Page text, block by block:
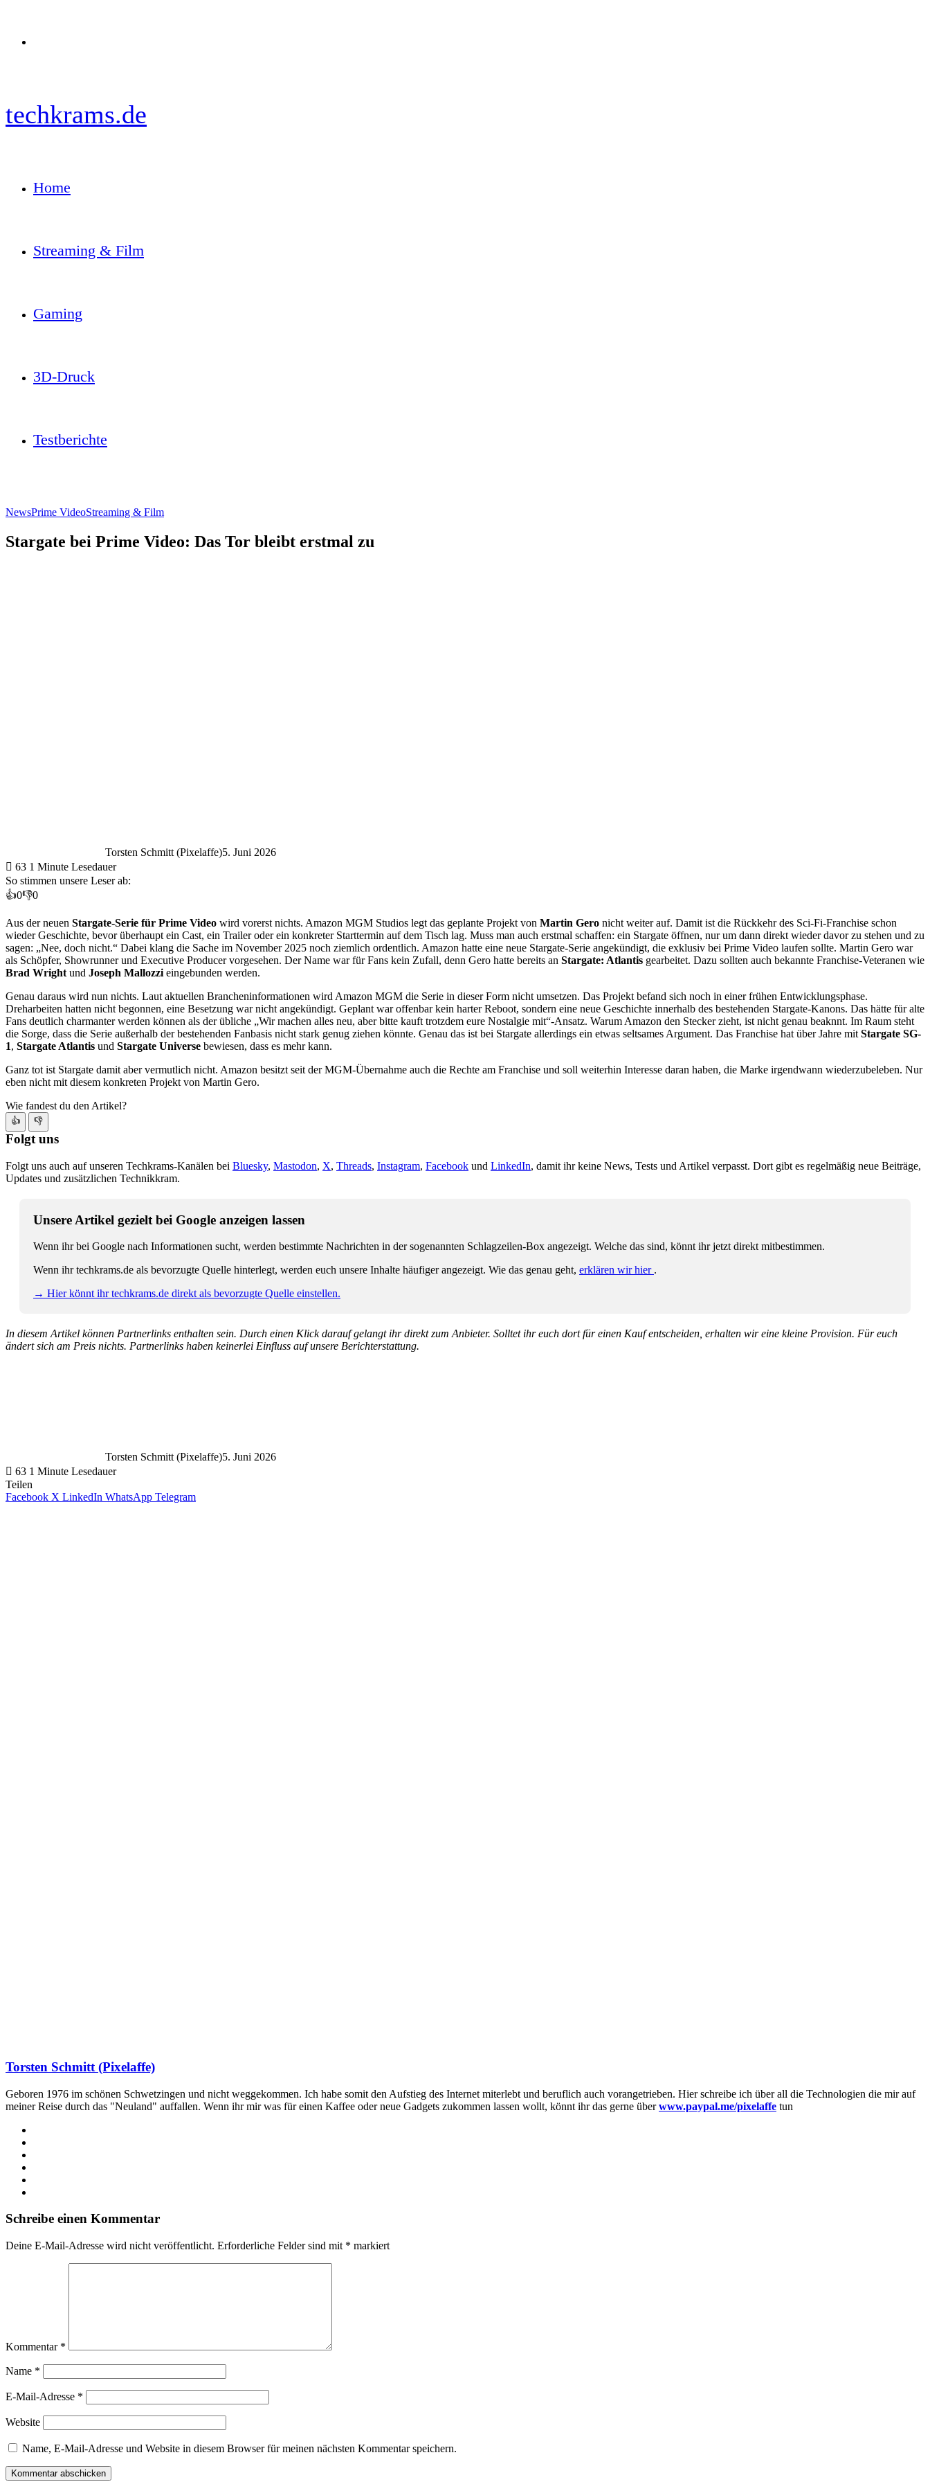
techkrams.de
Home
Streaming & Film
Gaming
3D-Druck
Testberichte
NewsPrime VideoStreaming & Film
Stargate bei Prime Video: Das Tor bleibt erstmal zu
Torsten Schmitt (Pixelaffe)5. Juni 2026
63 1 Minute Lesedauer
So stimmen unsere Leser ab:
👍0👎0
Aus der neuen Stargate-Serie für Prime Video wird vorerst nichts. Amazon MGM Studios legt das geplante Projekt von Martin Gero nicht weiter auf. Damit ist die Rückkehr des Sci-Fi-Franchise schon
wieder Geschichte, bevor überhaupt ein Cast, ein Trailer oder ein konkreter Starttermin auf dem Tisch lag. Muss man auch erstmal schaffen: ein Stargate öffnen, nur um dann direkt wieder davor zu stehen und zu
sagen: „Nee, doch nicht.“ Dabei klang die Sache im November 2025 noch ziemlich ordentlich. Amazon hatte eine neue Stargate-Serie angekündigt, die exklusiv bei Prime Video laufen sollte. Martin Gero war
als Schöpfer, Showrunner und Executive Producer vorgesehen. Der Name war für Fans kein Zufall, denn Gero hatte bereits an Stargate: Atlantis gearbeitet. Dazu sollten auch bekannte Franchise-Veteranen wie
Brad Wright und Joseph Mallozzi eingebunden werden.
Genau daraus wird nun nichts. Laut aktuellen Brancheninformationen wird Amazon MGM die Serie in dieser Form nicht umsetzen. Das Projekt befand sich noch in einer frühen Entwicklungsphase.
Dreharbeiten hatten nicht begonnen, eine Besetzung war nicht angekündigt. Geplant war offenbar kein harter Reboot, sondern eine neue Geschichte innerhalb des bestehenden Stargate-Kanons. Das hätte für alte
Fans deutlich charmanter werden können als der übliche „Wir machen alles neu, aber bitte kauft trotzdem eure Nostalgie mit“-Ansatz. Warum Amazon den Stecker zieht, ist nicht genau beaknnt. Im Raum steht
die Sorge, dass die Serie außerhalb der bestehenden Fanbasis nicht stark genug ziehen könnte. Genau das ist bei Stargate allerdings ein etwas seltsames Argument. Das Franchise hat über Jahre mit Stargate SG-
1, Stargate Atlantis und Stargate Universe bewiesen, dass es mehr kann.
Ganz tot ist Stargate damit aber vermutlich nicht. Amazon besitzt seit der MGM-Übernahme auch die Rechte am Franchise und soll weiterhin Interesse daran haben, die Marke irgendwann wiederzubeleben. Nur
eben nicht mit diesem konkreten Projekt von Martin Gero.
Wie fandest du den Artikel?
👍 👎
Folgt uns
Folgt uns auch auf unseren Techkrams-Kanälen bei Bluesky, Mastodon, X, Threads, Instagram, Facebook und LinkedIn, damit ihr keine News, Tests und Artikel verpasst. Dort gibt es regelmäßig neue Beiträge,
Updates und zusätzlichen Technikkram.
Unsere Artikel gezielt bei Google anzeigen lassen
Wenn ihr bei Google nach Informationen sucht, werden bestimmte Nachrichten in der sogenannten Schlagzeilen-Box angezeigt. Welche das sind, könnt ihr jetzt direkt mitbestimmen.
Wenn ihr techkrams.de als bevorzugte Quelle hinterlegt, werden euch unsere Inhalte häufiger angezeigt. Wie das genau geht, erklären wir hier .
→ Hier könnt ihr techkrams.de direkt als bevorzugte Quelle einstellen.
In diesem Artikel können Partnerlinks enthalten sein. Durch einen Klick darauf gelangt ihr direkt zum Anbieter. Solltet ihr euch dort für einen Kauf entscheiden, erhalten wir eine kleine Provision. Für euch
ändert sich am Preis nichts. Partnerlinks haben keinerlei Einfluss auf unsere Berichterstattung.
Torsten Schmitt (Pixelaffe)5. Juni 2026
63 1 Minute Lesedauer
Teilen
Facebook X LinkedIn WhatsApp Telegram
Torsten Schmitt (Pixelaffe)
Geboren 1976 im schönen Schwetzingen und nicht weggekommen. Ich habe somit den Aufstieg des Internet miterlebt und beruflich auch vorangetrieben. Hier schreibe ich über all die Technologien die mir auf
meiner Reise durch das "Neuland" auffallen. Wenn ihr mir was für einen Kaffee oder neue Gadgets zukommen lassen wollt, könnt ihr das gerne überwww.paypal.me/pixelaffe tun
Schreibe einen Kommentar
Deine E-Mail-Adresse wird nicht veröffentlicht. Erforderliche Felder sind mit * markiert
Kommentar *
Name *
E-Mail-Adresse *
Website
Name, E-Mail-Adresse und Website in diesem Browser für meinen nächsten Kommentar speichern.